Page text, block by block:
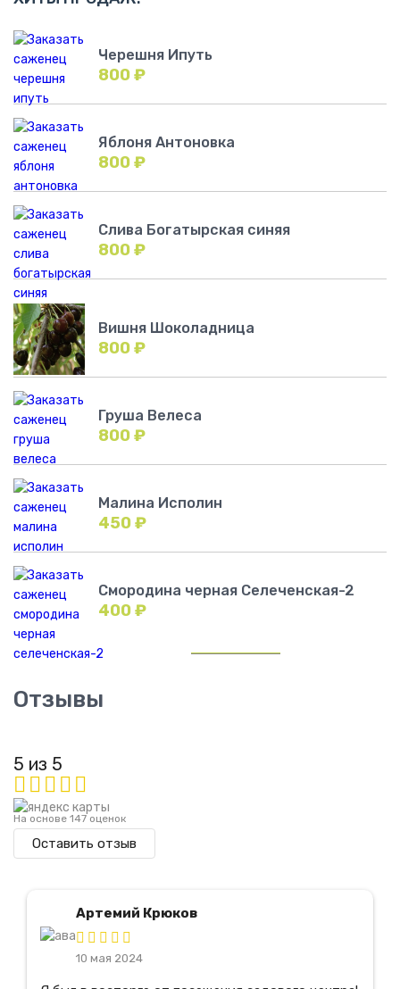
Черешня Ипуть
800₽
Яблоня Антоновка
800₽
Слива Богатырская синяя
800₽
Вишня Шоколадница
800₽
Груша Велеса
800₽
Малина Исполин
450₽
Смородина черная Селеченская-2
400₽
Отзывы
5 из 5
На основе 147 оценок
Оставить отзыв
Артемий Крюков
10 мая 2024